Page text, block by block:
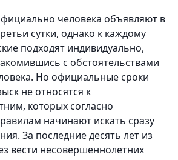
человека объявляют в
сутки, однако к каждому
подходят индивидуально,
с обстоятельствами
Но официальные сроки
не относятся к
которых согласно
начинают искать сразу
За последние десять лет из
вести несовершеннолетних